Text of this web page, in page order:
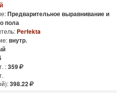
Предварительное выравнивание и
пола
Perfekta
внутр.
:359
398.22